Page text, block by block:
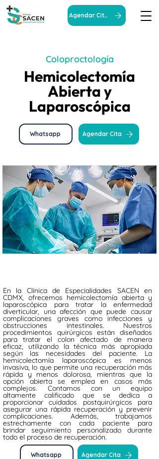
Agendar Cita
Coloproctología
Hemicolectomía
Abierta y
Laparoscópica
Whatsapp Agendar Cita
En la Clínica de Especialidades SACEN en
CDMX, ofrecemos hemicolectomía abierta y
laparoscópica para tratar la enfermedad
diverticular, una afección que puede causar
complicaciones graves como infecciones y
obstrucciones intestinales. Nuestros
procedimientos quirúrgicos están diseñados
para tratar el colon afectado de manera
eficaz, utilizando la técnica más apropiada
según las necesidades del paciente. La
hemicolectomía laparoscópica es menos
invasiva, lo que permite una recuperación más
rápida y menos dolorosa, mientras que la
opción abierta se emplea en casos más
complejos. Contamos con un equipo
altamente calificado que se dedica a
proporcionar cuidados postquirúrgicos para
asegurar una rápida recuperación y prevenir
complicaciones. Además, trabajamos
estrechamente con cada paciente para
brindar seguimiento personalizado durante
todo el proceso de recuperación.
Whatsapp Agendar Cita